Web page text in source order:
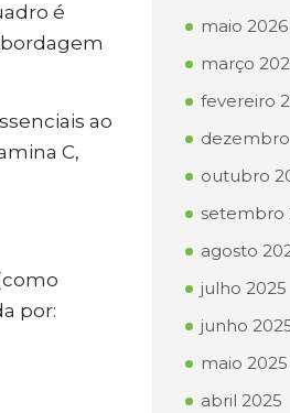
é
ao
C,
por:
maio 2026
março
fevereiro
outubro
setembro
agosto
julho 2025
junho
maio 2025
abril 2025